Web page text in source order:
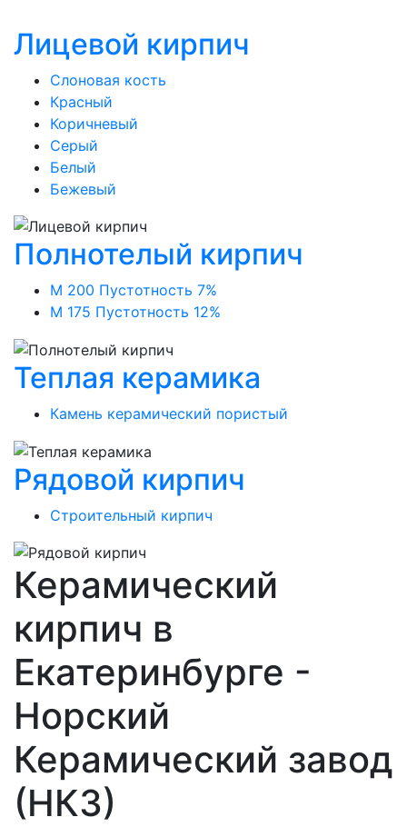
Лицевой кирпич
Слоновая кость
Красный
Коричневый
Серый
Белый
Бежевый
Полнотелый кирпич
М 200 Пустотность 7%
М 175 Пустотность 12%
Теплая керамика
Камень керамический пористый
Рядовой кирпич
Строительный кирпич
Керамический
кирпич в
Екатеринбурге -
Норский
Керамический завод
(НКЗ)